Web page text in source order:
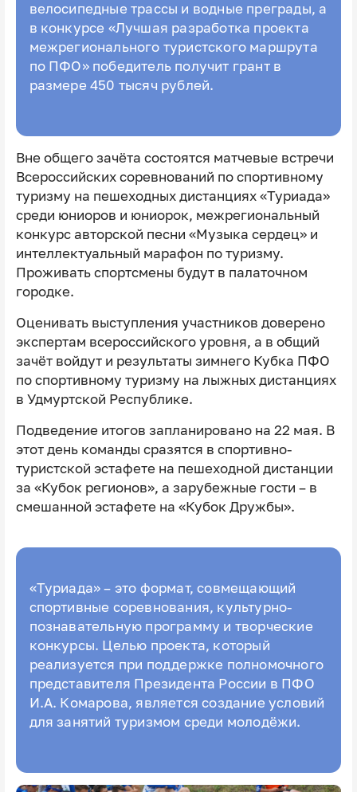
велосипедные трассы и водные преграды, а
в конкурсе «Лучшая разработка проекта
межрегионального туристского маршрута
по ПФО» победитель получит грант в
размере 450 тысяч рублей.
Вне общего зачёта состоятся матчевые встречи
Всероссийских соревнований по спортивному
туризму на пешеходных дистанциях «Туриада»
среди юниоров и юниорок, межрегиональный
конкурс авторской песни «Музыка сердец» и
интеллектуальный марафон по туризму.
Проживать спортсмены будут в палаточном
городке.
Оценивать выступления участников доверено
экспертам всероссийского уровня, а в общий
зачёт войдут и результаты зимнего Кубка ПФО
по спортивному туризму на лыжных дистанциях
в Удмуртской Республике.
Подведение итогов запланировано на 22 мая. В
этот день команды сразятся в спортивно-
туристской эстафете на пешеходной дистанции
за «Кубок регионов», а зарубежные гости – в
смешанной эстафете на «Кубок Дружбы».
«Туриада» – это формат, совмещающий
спортивные соревнования, культурно-
познавательную программу и творческие
конкурсы. Целью проекта, который
реализуется при поддержке полномочного
представителя Президента России в ПФО
И.А. Комарова, является создание условий
для занятий туризмом среди молодёжи.